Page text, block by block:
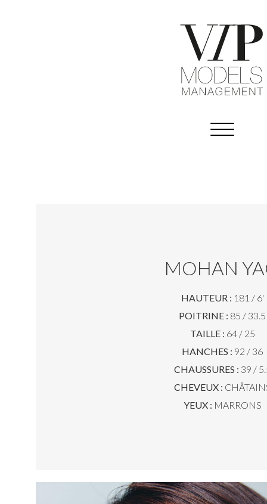
MOHAN
HAUTEUR : 181 / 6'
POITRINE : 85 / 33.5
TAILLE : 64 / 25
HANCHES : 92 / 36
CHAUSSURES : 39 /
CHEVEUX :
YEUX : MARRONS